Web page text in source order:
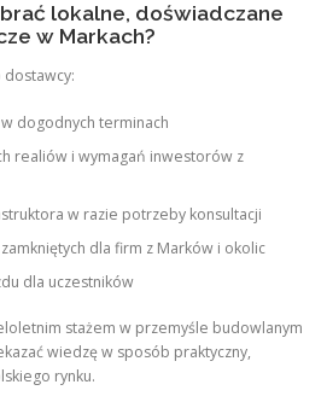
lokalne, doświadczane
w Markach?
dostawcy:
dogodnych terminach
realiów i wymagań inwestorów z
w razie potrzeby konsultacji
dla firm z Marków i okolic
dla uczestników
stażem w przemyśle budowlanym
wiedzę w sposób praktyczny,
rynku.